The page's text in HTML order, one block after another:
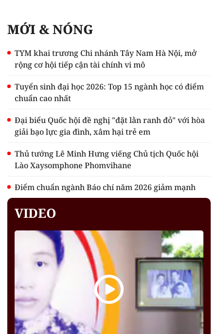
MỚI & NÓNG
TYM khai trương Chi nhánh Tây Nam Hà Nội, mở
rộng cơ hội tiếp cận tài chính vi mô
Tuyển sinh đại học 2026: Top 15 ngành học có điểm
chuẩn cao nhất
Đại biểu Quốc hội đề nghị "đặt lằn ranh đỏ" với hòa
giải bạo lực gia đình, xâm hại trẻ em
Thủ tướng Lê Minh Hưng viếng Chủ tịch Quốc hội
Lào Xaysomphone Phomvihane
Điểm chuẩn ngành Báo chí năm 2026 giảm mạnh
VIDEO